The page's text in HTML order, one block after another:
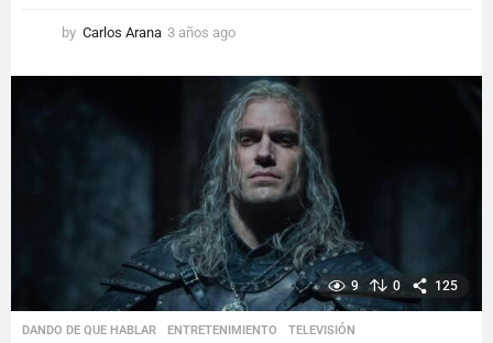
by Carlos Arana 3 años ago
ñ
o
s
a
g
o
9 0 125
DANDO DE QUE HABLAR ,ENTRETENIMIENTO ,TELEVISIÓN